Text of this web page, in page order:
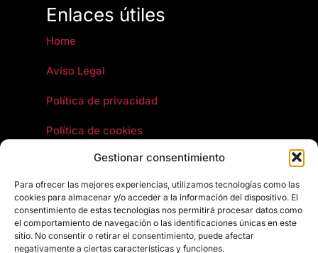
Gestionar consentimiento
Para ofrecer las mejores experiencias, utilizamos tecnologías como las
cookies para almacenar y/o acceder a la información del dispositivo. El
consentimiento de estas tecnologías nos permitirá procesar datos como
el comportamiento de navegación o las identificaciones únicas en este
sitio. No consentir o retirar el consentimiento, puede afectar
negativamente a ciertas características y funciones.
Enlaces útiles
Home
Aviso Legal
Política de privacidad
Política de cookies
Artículos jurídicos y fiscales
Política de calidad
Comunicación de requisitos